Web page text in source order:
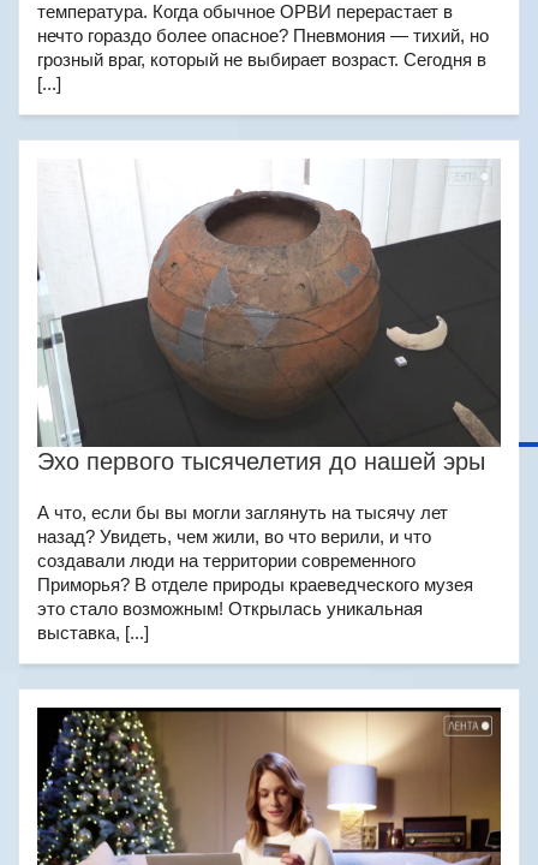
температура. Когда обычное ОРВИ перерастает в
нечто гораздо более опасное? Пневмония — тихий, но
грозный враг, который не выбирает возраст. Сегодня в
[...]
Эхо первого тысячелетия до нашей эры
А что, если бы вы могли заглянуть на тысячу лет
назад? Увидеть, чем жили, во что верили, и что
создавали люди на территории современного
Приморья? В отделе природы краеведческого музея
это стало возможным! Открылась уникальная
выставка, [...]